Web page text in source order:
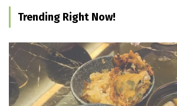
Trending Right Now!